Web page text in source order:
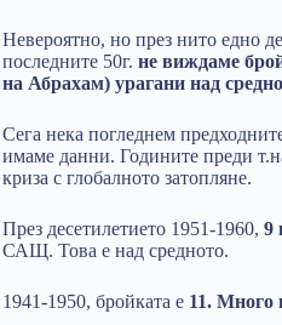
Невероятно, но през нито едно
последните 50г. не виждаме
на Абрахам) урагани над
Сега нека погледнем
имаме данни. Годините преди
криза с глобалното затопляне.
През десетилетието 1951-1960, 9
САЩ. Това е над средното.
1941-1950, бройката е 11. Много